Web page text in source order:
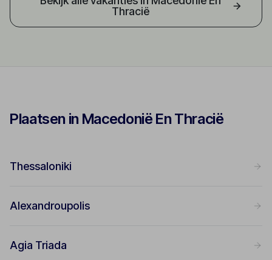
Thracië
Plaatsen in Macedonië En Thracië
Thessaloniki
Alexandroupolis
Agia Triada